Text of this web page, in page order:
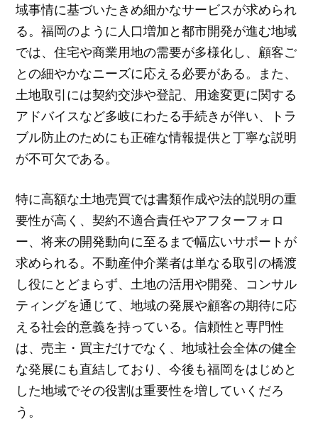
域事情に基づいたきめ細かなサービスが求められ
る。福岡のように人口増加と都市開発が進む地域
では、住宅や商業用地の需要が多様化し、顧客ご
との細やかなニーズに応える必要がある。また、
土地取引には契約交渉や登記、用途変更に関する
アドバイスなど多岐にわたる手続きが伴い、トラ
ブル防止のためにも正確な情報提供と丁寧な説明
が不可欠である。
特に高額な土地売買では書類作成や法的説明の重
要性が高く、契約不適合責任やアフターフォロ
ー、将来の開発動向に至るまで幅広いサポートが
求められる。不動産仲介業者は単なる取引の橋渡
し役にとどまらず、土地の活用や開発、コンサル
ティングを通じて、地域の発展や顧客の期待に応
える社会的意義を持っている。信頼性と専門性
は、売主・買主だけでなく、地域社会全体の健全
な発展にも直結しており、今後も福岡をはじめと
した地域でその役割は重要性を増していくだろ
う。